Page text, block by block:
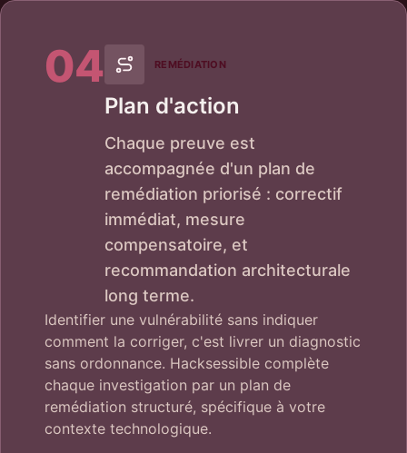
04 REMÉDIATION
Plan d'action
Chaque preuve est
accompagnée d'un plan de
remédiation priorisé : correctif
immédiat, mesure
compensatoire, et
recommandation architecturale
long terme.
Identifier une vulnérabilité sans indiquer
comment la corriger, c'est livrer un diagnostic
sans ordonnance. Hacksessible complète
chaque investigation par un plan de
remédiation structuré, spécifique à votre
contexte technologique.